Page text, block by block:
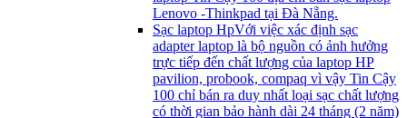
Lenovo -Thinkpad tại Đà Nẵng.
Sạc laptop HpVới việc xác định sạc
adapter laptop là bộ nguồn có ảnh hưởng
trực tiếp đến chất lượng của laptop HP
pavilion, probook, compaq vì vậy Tin Cậy
100 chỉ bán ra duy nhất loại sạc chất lượng
có thời gian bảo hành dài 24 tháng (2 năm)